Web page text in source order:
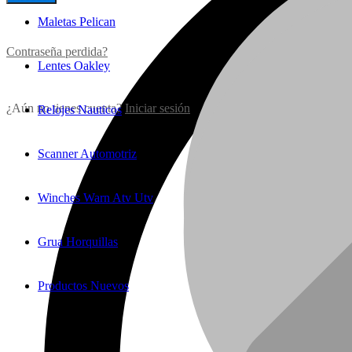
Contraseña perdida?
¿Aún no tienes cuenta? Iniciar sesión
Maletas Pelican
Lentes Oakley
Relojes Nauticos
Scanner Automotriz
Winches Warn Atv Utv
Grua Horquillas
Productos Nuevos